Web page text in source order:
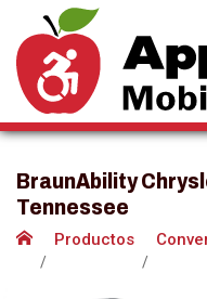
BraunAbility
Tennessee
Productos